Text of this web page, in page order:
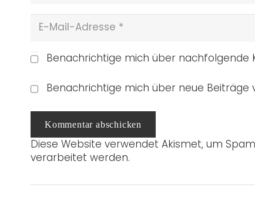
Benachrichtige mich über nachfolgende
Benachrichtige mich über neue Beiträge
Kommentar abschicken
Diese Website verwendet Akismet, um
verarbeitet werden.